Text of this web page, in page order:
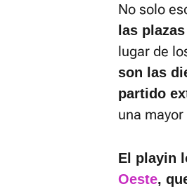
No solo
las
lugar de
son las
partido
una
El playin
Oeste,